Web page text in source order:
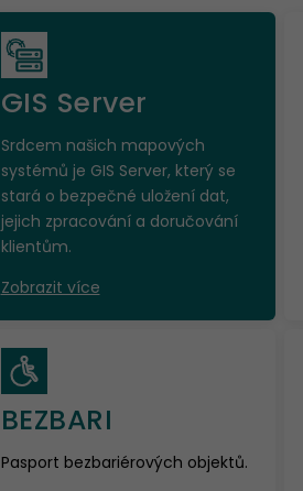
GIS Server
Srdcem našich mapových
systémů je GIS Server, který se
stará o bezpečné uložení dat,
jejich zpracování a doručování
klientům.
Zobrazit více
BEZBARI
Pasport bezbariérových objektů.